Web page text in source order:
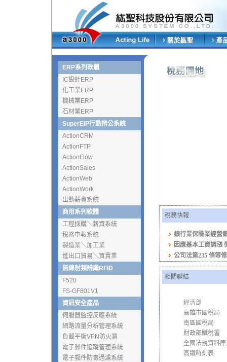
ERP系列軟體
IC設計ERP
化工業ERP
機械業ERP
石材業ERP
SuperEIP行動辨公系統
ActionCRM
ActionFTP
ActionFlow
ActionSales
ActionWeb
ActionWork
出勤薪資系統
商用系列軟體
工程採購＼薪資系統
稅務申報系統
製造業＼加工業
進出口貿易＼買賣業
無線射頻辨識RFID
F520
FS-GF801V1
資訊安全產品
伺服器監控反應系統
網路流量分析管理系統
負載平衡VPN防火牆
電子郵件追蹤管理系統
電子郵件防毒過濾系統
稅務快報
銀行業保險業經營
因應基本工資調漲
公司法第235 條等
相關聯結
經濟部
高雄市國稅局
南區國稅局
財政部賦稅署
全國法規資料
高鐵時刻表